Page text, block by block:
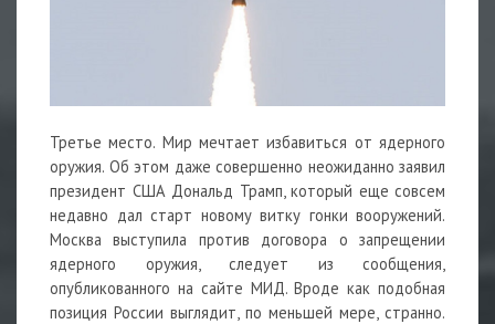
Третье место. Мир мечтает избавиться от ядерного
оружия. Об этом даже совершенно неожиданно заявил
президент США Дональд Трамп, который еще совсем
недавно дал старт новому витку гонки вооружений.
Москва выступила против договора о запрещении
ядерного оружия, следует из сообщения,
опубликованного на сайте МИД. Вроде как подобная
позиция России выглядит, по меньшей мере, странно.